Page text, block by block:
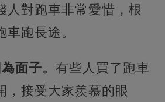
人對跑車非常愛惜，根
跑長途。
面子。 有些人買了跑車
，接受大家羨慕的眼